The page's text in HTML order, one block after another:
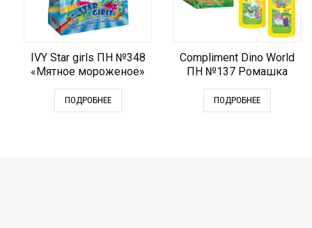
IVY Star girls ПН №348
«Мятное мороженое»
ПОДРОБНЕЕ
Compliment Dino World
ПН №137 Ромашка
ПОДРОБНЕЕ